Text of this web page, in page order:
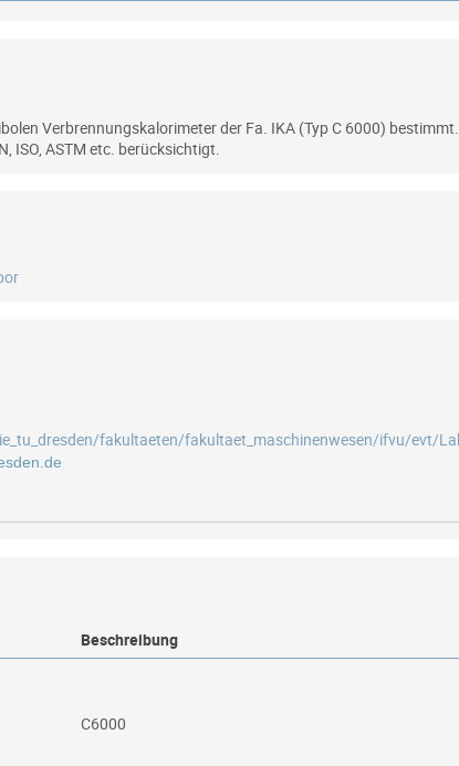
Verbrennungskalorimeter der Fa. IKA (Typ C 6000) bestimmt.
ISO, ASTM etc. berücksichtigt.
Beschreibung
C6000